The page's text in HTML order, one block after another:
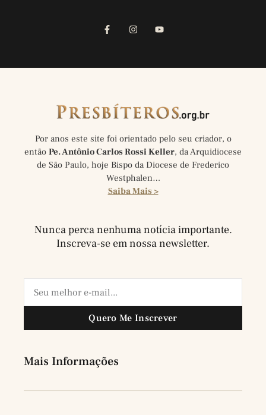
Por anos este site foi orientado pelo seu criador, o
então Pe. Antônio Carlos Rossi Keller, da Arquidiocese
de São Paulo, hoje Bispo da Diocese de Frederico
Westphalen…
Saiba Mais >
Nunca perca nenhuma notícia importante.
Inscreva-se em nossa newsletter.
Quero Me Inscrever
Mais Informações